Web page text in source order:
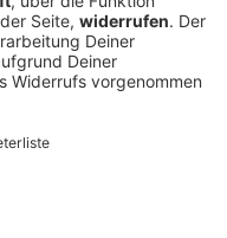
der Provence»,
Ventoux gibt es
andere Fahrerin.